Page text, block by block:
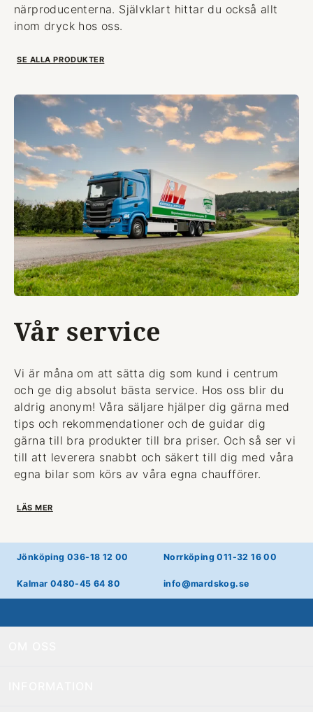
närproducenterna. Självklart hittar du också allt
inom dryck hos oss.
SE ALLA PRODUKTER
Vår service
Vi är måna om att sätta dig som kund i centrum
och ge dig absolut bästa service. Hos oss blir du
aldrig anonym! Våra säljare hjälper dig gärna med
tips och rekommendationer och de guidar dig
gärna till bra produkter till bra priser. Och så ser vi
till att leverera snabbt och säkert till dig med våra
egna bilar som körs av våra egna chaufförer.
LÄS MER
Jönköping 036-18 12 00 Norrköping 011-32 16 00
Kalmar 0480-45 64 80 info@mardskog.se